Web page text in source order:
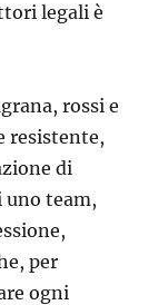
legali è
rossi e
resistente,
di
team,
per
ogni